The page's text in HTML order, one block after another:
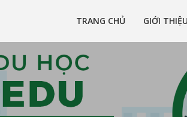
New Zealand uy tín tại Việt Nam
học uy tín đã có hơn 10 năm kinh nghiệm trong
TRANG CHỦ GIỚI THIỆU